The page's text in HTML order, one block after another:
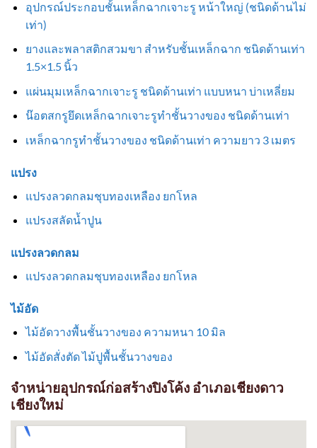
อุปกรณ์ประกอบชั้นเหล็กฉากเจาะรู หน้าใหญ่ (ชนิดด้านไม่
เท่า)
ยางและพลาสติกสวมขา สำหรับชั้นเหล็กฉาก ชนิดด้านเท่า
1.5×1.5 นิ้ว
แผ่นมุมเหล็กฉากเจาะรู ชนิดด้านเท่า แบบหนา บ่าเหลี่ยม
น๊อตสกรูยึดเหล็กฉากเจาะรูทำชั้นวางของ ชนิดด้านเท่า
เหล็กฉากรูทำชั้นวางของ ชนิดด้านเท่า ความยาว 3 เมตร
แปรง
แปรงลวดกลมชุบทองเหลือง ยกโหล
แปรงสลัดน้ำปูน
แปรงลวดกลม
แปรงลวดกลมชุบทองเหลือง ยกโหล
ไม้อัด
ไม้อัดวางพื้นชั้นวางของ ความหนา 10 มิล
ไม้อัดสั่งตัด ไม้ปูพื้นชั้นวางของ
จำหน่ายอุปกรณ์ก่อสร้างปิงโค้ง อำเภอเชียงดาว
เชียงใหม่